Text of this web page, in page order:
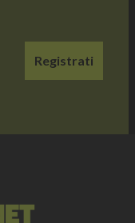
Registrati